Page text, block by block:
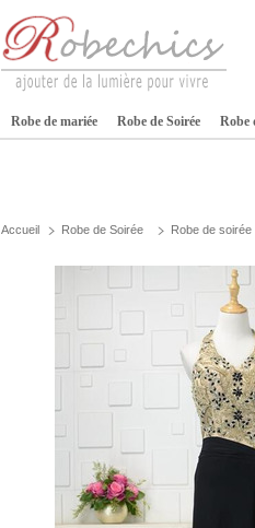
Robe de mariée Robe de Soirée Robe
Accueil Robe de Soirée Robe de soirée